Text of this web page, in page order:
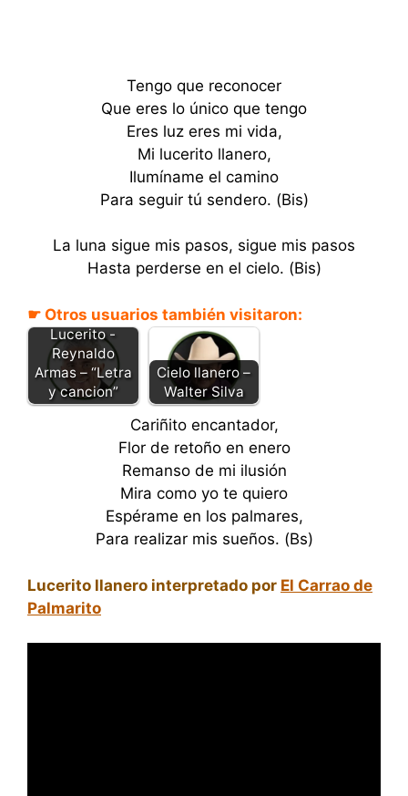
Tengo que reconocer
Que eres lo único que tengo
Eres luz eres mi vida,
Mi lucerito llanero,
Ilumíname el camino
Para seguir tú sendero. (Bis)
La luna sigue mis pasos, sigue mis pasos
Hasta perderse en el cielo. (Bis)
☛ Otros usuarios también visitaron:
Lucerito -
Reynaldo
Armas – “Letra
y cancion”
Cielo llanero –
Walter Silva
Cariñito encantador,
Flor de retoño en enero
Remanso de mi ilusión
Mira como yo te quiero
Espérame en los palmares,
Para realizar mis sueños. (Bs)
Lucerito llanero interpretado por El Carrao de
Palmarito